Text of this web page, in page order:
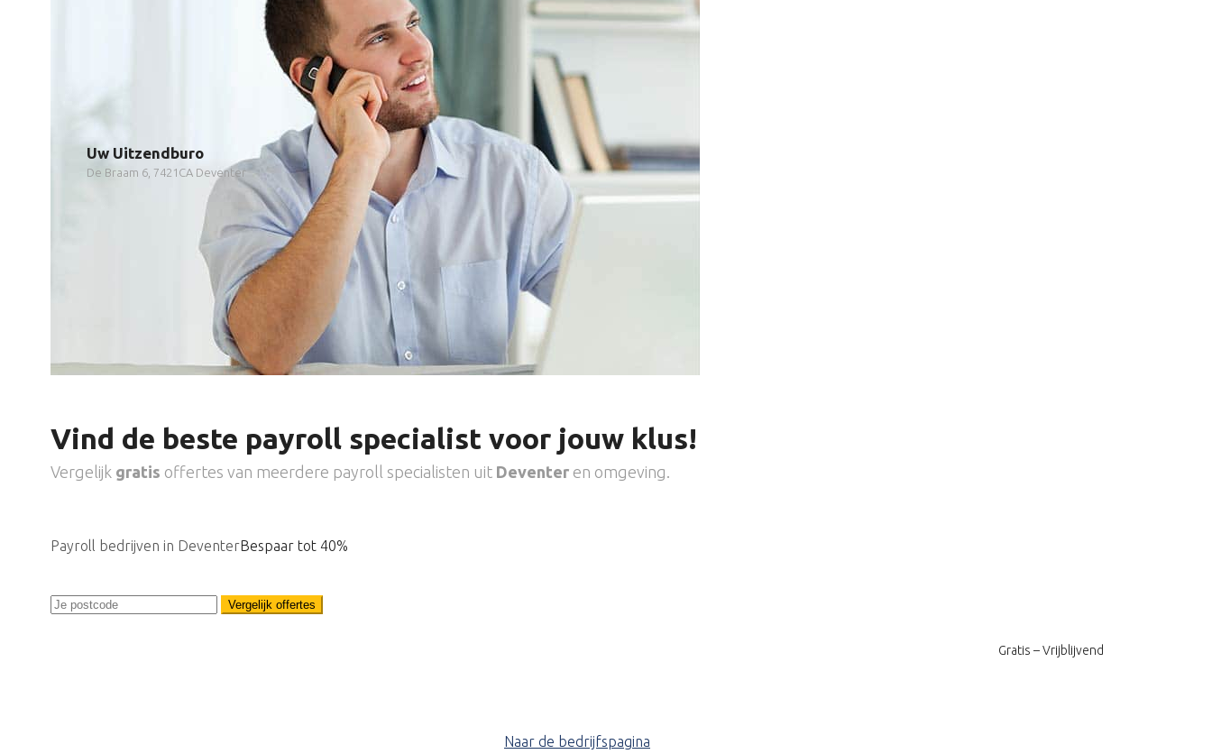
Uw Uitzendburo
De Braam 6, 7421CA Deventer
Vind de beste payroll specialist voor jouw klus!
Vergelijk gratis offertes van meerdere payroll specialisten uit Deventer en omgeving.
Payroll bedrijven in DeventerBespaar tot 40%
Vergelijk offertes
Gratis – Vrijblijvend
Naar de bedrijfspagina